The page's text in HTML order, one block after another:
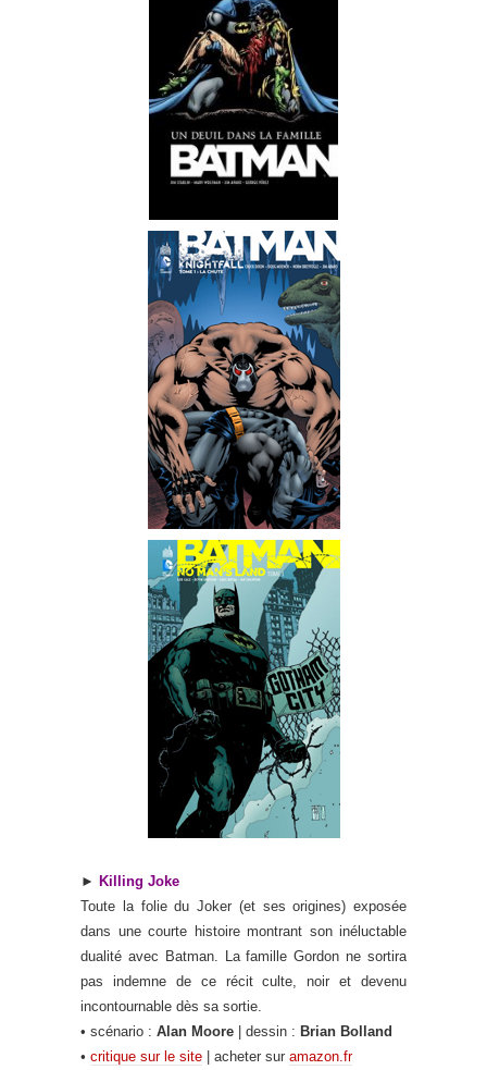
► Killing Joke
Toute la folie du Joker (et ses origines) exposée
dans une courte histoire montrant son inéluctable
dualité avec Batman. La famille Gordon ne sortira
pas indemne de ce récit culte, noir et devenu
incontournable dès sa sortie.
• scénario : Alan Moore | dessin : Brian Bolland
• critique sur le site | acheter sur amazon.fr